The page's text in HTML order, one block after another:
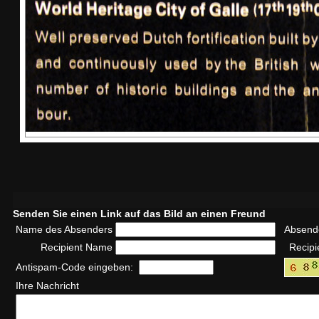
Senden Sie einen Link auf das Bild an einen Freund
Name des Absenders
Recipient Name
Antispam-Code eingeben:
Ihre Nachricht